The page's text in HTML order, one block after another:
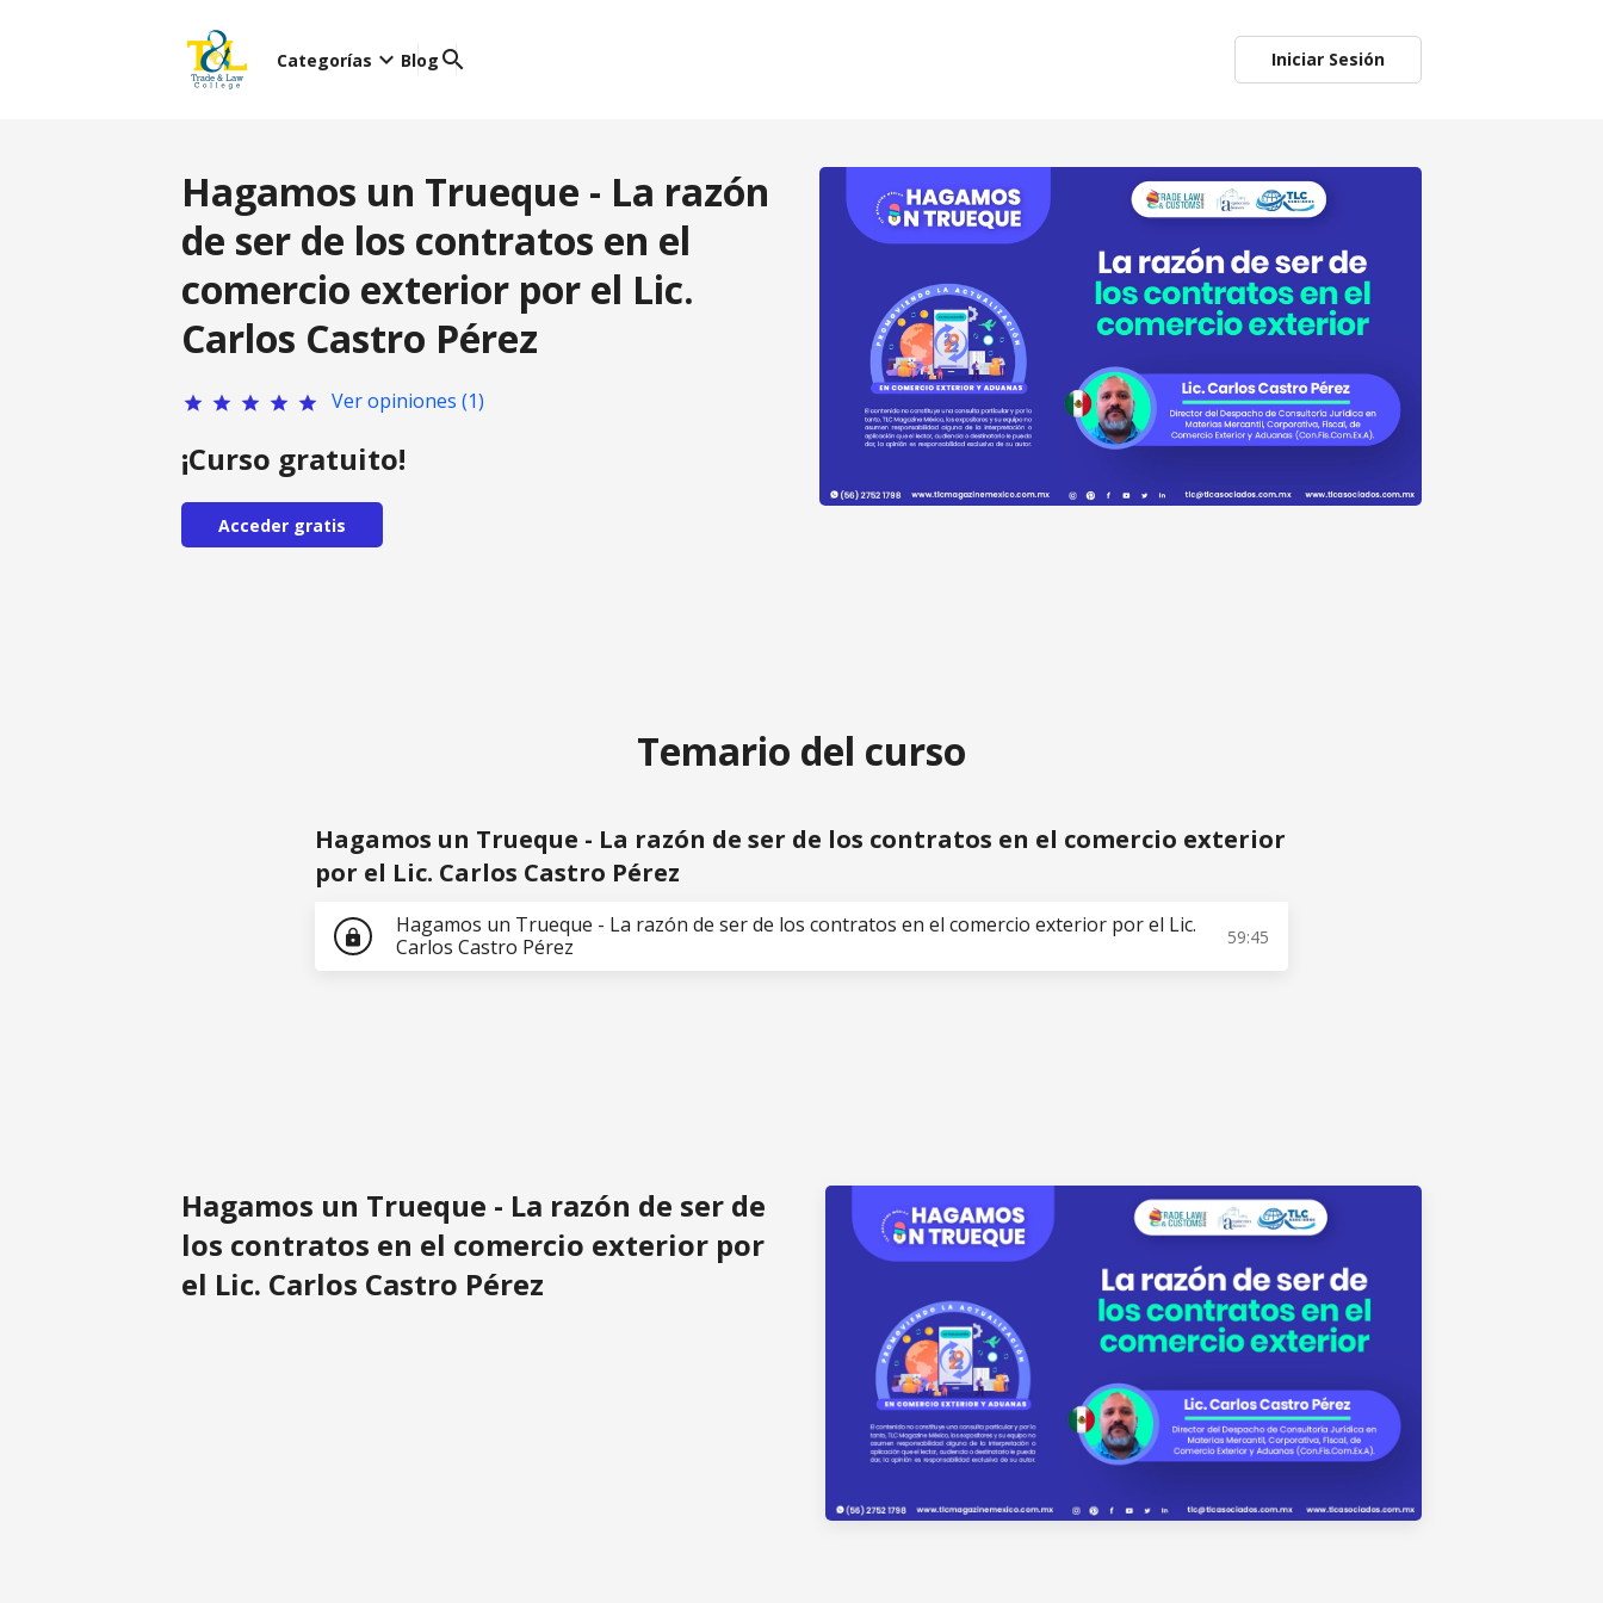
Categorías keyboard_arrow_down Blog search Iniciar Sesión
Hagamos un Trueque - La razón
de ser de los contratos en el
comercio exterior por el Lic.
Carlos Castro Pérez
star star star star star Ver opiniones (1)
¡Curso gratuito!
Acceder gratis
Temario del curso
Hagamos un Trueque - La razón de ser de los contratos en el comercio exterior
por el Lic. Carlos Castro Pérez
lock
Hagamos un Trueque - La razón de ser de los contratos en el comercio exterior por el Lic.
Carlos Castro Pérez
59:45
Hagamos un Trueque - La razón de ser de
los contratos en el comercio exterior por
el Lic. Carlos Castro Pérez